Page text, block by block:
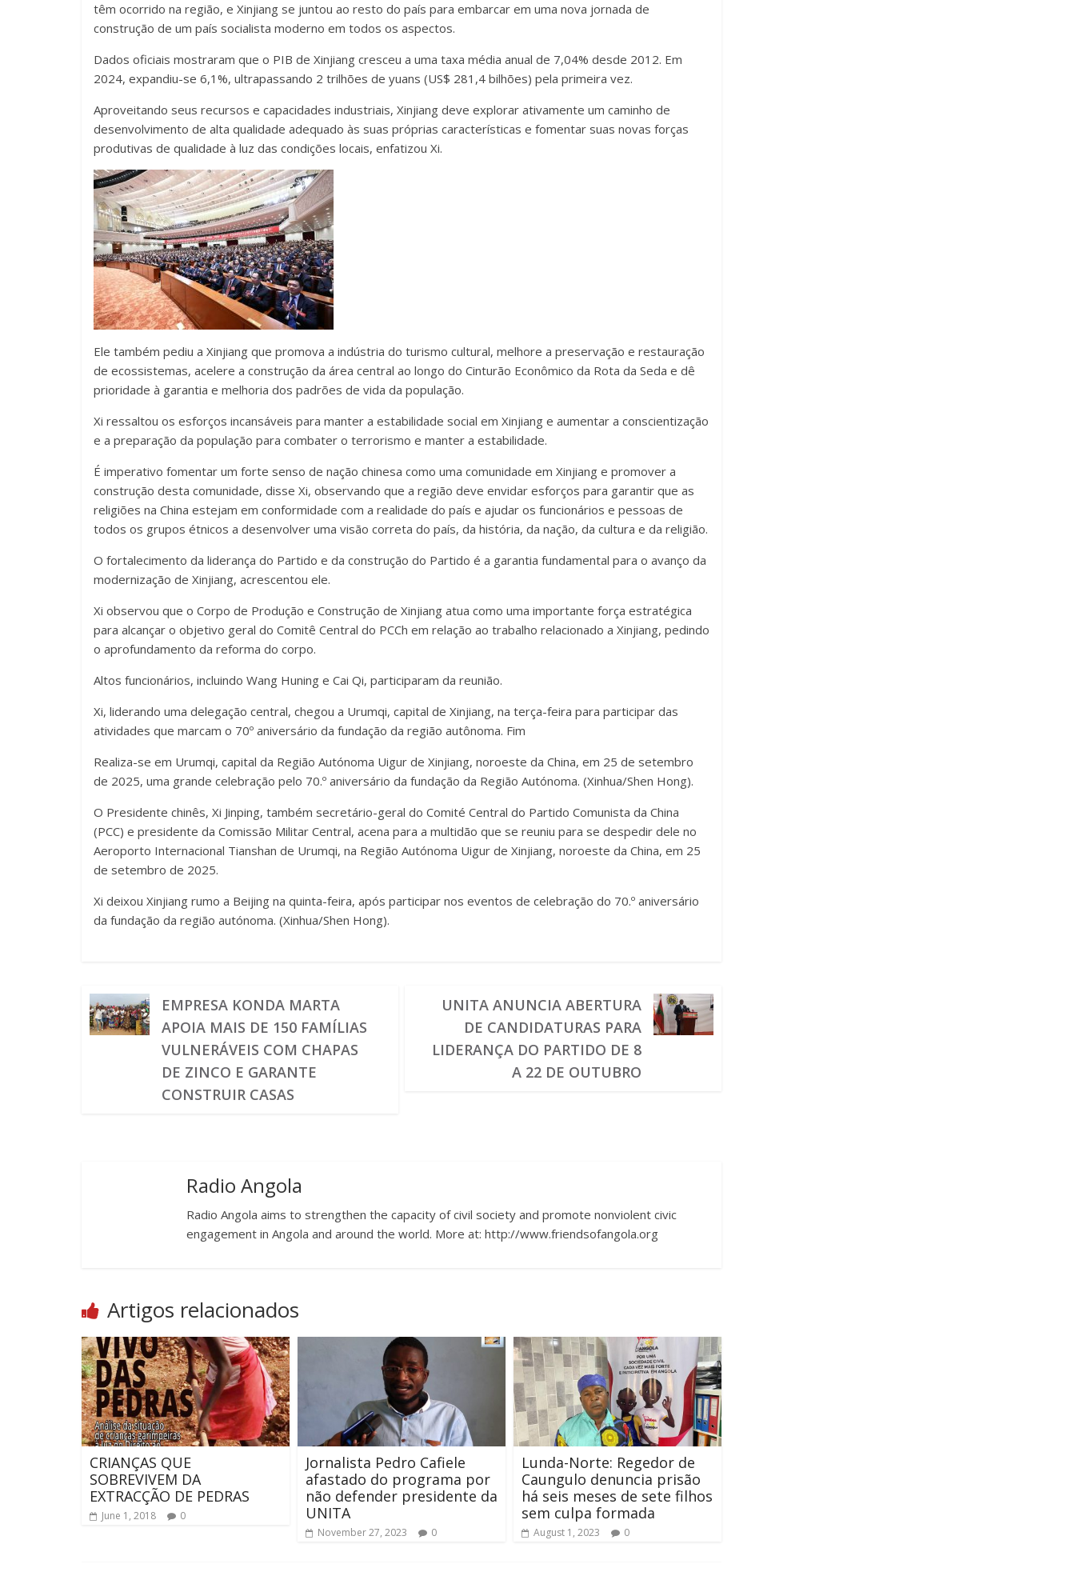
têm ocorrido na região, e Xinjiang se juntou ao resto do país para embarcar em uma nova jornada de
construção de um país socialista moderno em todos os aspectos.
Dados oficiais mostraram que o PIB de Xinjiang cresceu a uma taxa média anual de 7,04% desde 2012. Em
2024, expandiu-se 6,1%, ultrapassando 2 trilhões de yuans (US$ 281,4 bilhões) pela primeira vez.
Aproveitando seus recursos e capacidades industriais, Xinjiang deve explorar ativamente um caminho de
desenvolvimento de alta qualidade adequado às suas próprias características e fomentar suas novas forças
produtivas de qualidade à luz das condições locais, enfatizou Xi.
Ele também pediu a Xinjiang que promova a indústria do turismo cultural, melhore a preservação e restauração
de ecossistemas, acelere a construção da área central ao longo do Cinturão Econômico da Rota da Seda e dê
prioridade à garantia e melhoria dos padrões de vida da população.
Xi ressaltou os esforços incansáveis para manter a estabilidade social em Xinjiang e aumentar a conscientização
e a preparação da população para combater o terrorismo e manter a estabilidade.
É imperativo fomentar um forte senso de nação chinesa como uma comunidade em Xinjiang e promover a
construção desta comunidade, disse Xi, observando que a região deve envidar esforços para garantir que as
religiões na China estejam em conformidade com a realidade do país e ajudar os funcionários e pessoas de
todos os grupos étnicos a desenvolver uma visão correta do país, da história, da nação, da cultura e da religião.
O fortalecimento da liderança do Partido e da construção do Partido é a garantia fundamental para o avanço da
modernização de Xinjiang, acrescentou ele.
Xi observou que o Corpo de Produção e Construção de Xinjiang atua como uma importante força estratégica
para alcançar o objetivo geral do Comitê Central do PCCh em relação ao trabalho relacionado a Xinjiang, pedindo
o aprofundamento da reforma do corpo.
Altos funcionários, incluindo Wang Huning e Cai Qi, participaram da reunião.
Xi, liderando uma delegação central, chegou a Urumqi, capital de Xinjiang, na terça-feira para participar das
atividades que marcam o 70º aniversário da fundação da região autônoma. Fim
Realiza-se em Urumqi, capital da Região Autónoma Uigur de Xinjiang, noroeste da China, em 25 de setembro
de 2025, uma grande celebração pelo 70.º aniversário da fundação da Região Autónoma. (Xinhua/Shen Hong).
O Presidente chinês, Xi Jinping, também secretário-geral do Comité Central do Partido Comunista da China
(PCC) e presidente da Comissão Militar Central, acena para a multidão que se reuniu para se despedir dele no
Aeroporto Internacional Tianshan de Urumqi, na Região Autónoma Uigur de Xinjiang, noroeste da China, em 25
de setembro de 2025.
Xi deixou Xinjiang rumo a Beijing na quinta-feira, após participar nos eventos de celebração do 70.º aniversário
da fundação da região autónoma. (Xinhua/Shen Hong).
EMPRESA KONDA MARTA
APOIA MAIS DE 150 FAMÍLIAS
VULNERÁVEIS COM CHAPAS
DE ZINCO E GARANTE
CONSTRUIR CASAS
UNITA ANUNCIA ABERTURA
DE CANDIDATURAS PARA
LIDERANÇA DO PARTIDO DE 8
A 22 DE OUTUBRO
Radio Angola
Radio Angola aims to strengthen the capacity of civil society and promote nonviolent civic
engagement in Angola and around the world. More at: http://www.friendsofangola.org
Artigos relacionados
CRIANÇAS QUE
SOBREVIVEM DA
EXTRACÇÃO DE PEDRAS
June 1, 2018 0
Jornalista Pedro Cafiele
afastado do programa por
não defender presidente da
UNITA
November 27, 2023 0
Lunda-Norte: Regedor de
Caungulo denuncia prisão
há seis meses de sete filhos
sem culpa formada
August 1, 2023 0